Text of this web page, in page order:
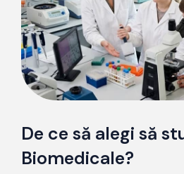
De ce să alegi să
Biomedicale?